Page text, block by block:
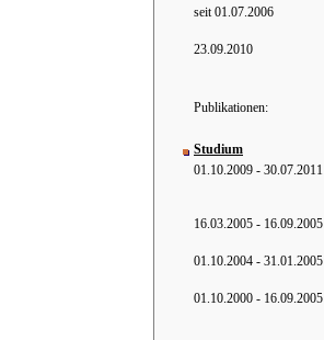
seit 01.07.2006
23.09.2010
Publikationen:
Studium
01.10.2009 - 30.07.2011
16.03.2005 - 16.09.2005
01.10.2004 - 31.01.2005
01.10.2000 - 16.09.2005